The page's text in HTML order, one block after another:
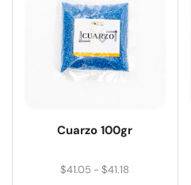
Cuarzo 100gr
$41.05 - $41.18